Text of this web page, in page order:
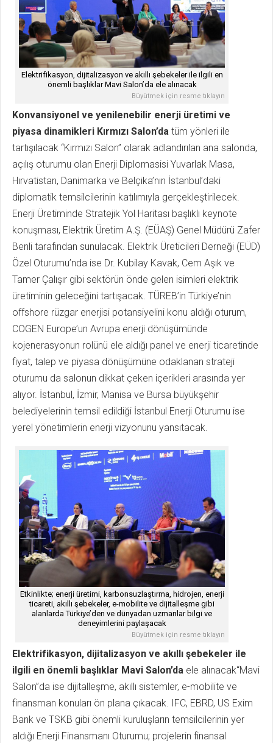
Elektrifikasyon, dijitalizasyon ve akıllı şebekeler ile ilgili en
önemli başlıklar Mavi Salon’da ele alınacak
Büyütmek için resme tıklayın
Konvansiyonel ve yenilenebilir enerji üretimi ve
piyasa dinamikleri Kırmızı Salon’da tüm yönleri ile
tartışılacak “Kırmızı Salon” olarak adlandırılan ana salonda,
açılış oturumu olan Enerji Diplomasisi Yuvarlak Masa,
Hırvatistan, Danimarka ve Belçika’nın İstanbul’daki
diplomatik temsilcilerinin katılımıyla gerçekleştirilecek.
Enerji Üretiminde Stratejik Yol Haritası başlıklı keynote
konuşması, Elektrik Üretim A.Ş. (EÜAŞ) Genel Müdürü Zafer
Benli tarafından sunulacak. Elektrik Üreticileri Derneği (EÜD)
Özel Oturumu’nda ise Dr. Kubilay Kavak, Cem Aşık ve
Tamer Çalışır gibi sektörün önde gelen isimleri elektrik
üretiminin geleceğini tartışacak. TÜREB’in Türkiye’nin
offshore rüzgar enerjisi potansiyelini konu aldığı oturum,
COGEN Europe’un Avrupa enerji dönüşümünde
kojenerasyonun rolünü ele aldığı panel ve enerji ticaretinde
fiyat, talep ve piyasa dönüşümüne odaklanan strateji
oturumu da salonun dikkat çeken içerikleri arasında yer
alıyor. İstanbul, İzmir, Manisa ve Bursa büyükşehir
belediyelerinin temsil edildiği İstanbul Enerji Oturumu ise
yerel yönetimlerin enerji vizyonunu yansıtacak.
Etkinlikte; enerji üretimi, karbonsuzlaştırma, hidrojen, enerji
ticareti, akıllı şebekeler, e-mobilite ve dijitalleşme gibi
alanlarda Türkiye’den ve dünyadan uzmanlar bilgi ve
deneyimlerini paylaşacak
Büyütmek için resme tıklayın
Elektrifikasyon, dijitalizasyon ve akıllı şebekeler ile
ilgili en önemli başlıklar Mavi Salon’da ele alınacak“Mavi
Salon”da ise dijitalleşme, akıllı sistemler, e-mobilite ve
finansman konuları ön plana çıkacak. IFC, EBRD, US Exim
Bank ve TSKB gibi önemli kuruluşların temsilcilerinin yer
aldığı Enerji Finansmanı Oturumu; projelerin finansal